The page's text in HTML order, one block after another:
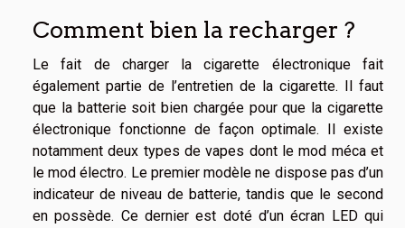
Comment bien la recharger ?
Le fait de charger la cigarette électronique fait
également partie de l’entretien de la cigarette. Il faut
que la batterie soit bien chargée pour que la cigarette
électronique fonctionne de façon optimale. Il existe
notamment deux types de vapes dont le mod méca et
le mod électro. Le premier modèle ne dispose pas d’un
indicateur de niveau de batterie, tandis que le second
en possède. Ce dernier est doté d’un écran LED qui